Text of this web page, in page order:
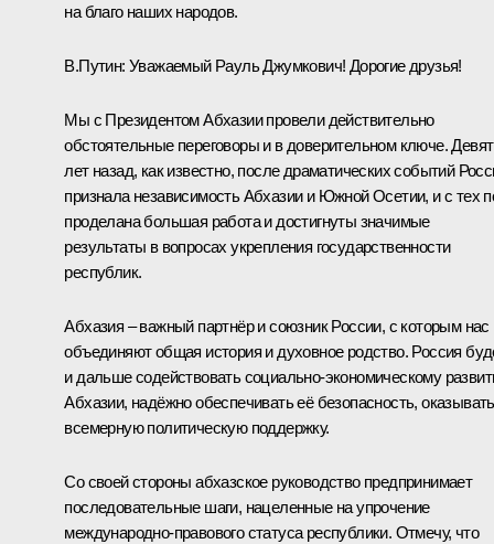
на благо наших народов.
В.Путин: Уважаемый Рауль Джумкович! Дорогие друзья!
Мы с Президентом Абхазии провели действительно
обстоятельные переговоры и в доверительном ключе.
лет назад, как известно, после драматических событий
признала независимость Абхазии и Южной Осетии, и с тех
проделана большая работа и достигнуты значимые
результаты в вопросах укрепления государственности
республик.
Абхазия – важный партнёр и союзник России, с которым нас
объединяют общая история и духовное родство. Россия
и дальше содействовать социально-экономическому
Абхазии, надёжно обеспечивать её безопасность, оказывать
всемерную политическую поддержку.
Со своей стороны абхазское руководство предпринимает
последовательные шаги, нацеленные на упрочение
международно-правового статуса республики. Отмечу, что